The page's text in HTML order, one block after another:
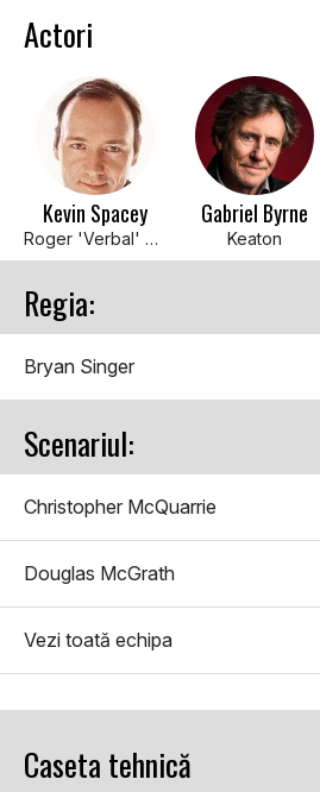
Actori
Kevin Spacey
Roger 'Verbal' Kint
Gabriel Byrne
Keaton
Regia:
Bryan Singer
Scenariul:
Christopher McQuarrie
Douglas McGrath
Vezi toată echipa
Caseta tehnică